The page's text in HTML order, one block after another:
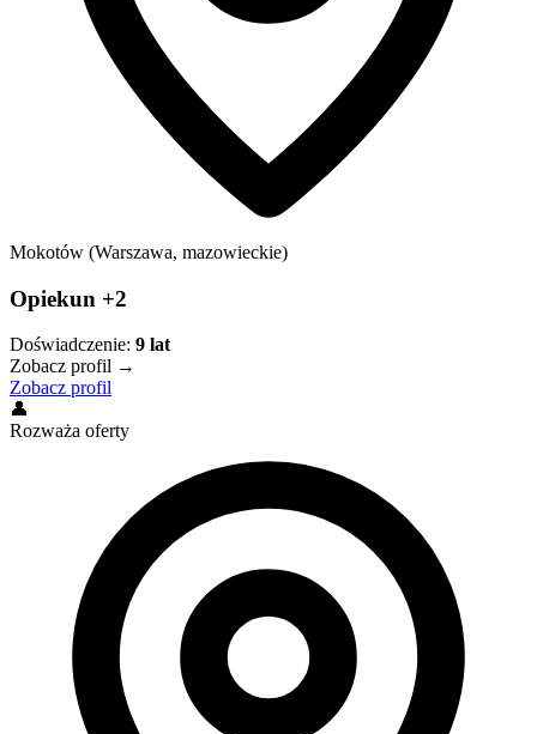
Mokotów (Warszawa, mazowieckie)
Opiekun +2
Doświadczenie: 9 lat
Zobacz profil →
Zobacz profil
👤
Rozważa oferty